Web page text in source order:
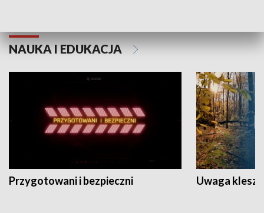
NAUKA I EDUKACJA
Przygotowani i bezpieczni Uwaga